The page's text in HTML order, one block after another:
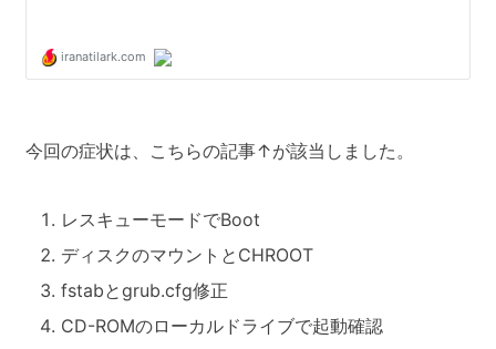
今回の症状は、こちらの記事↑が該当しました。
レスキューモードでBoot
ディスクのマウントとCHROOT
fstabとgrub.cfg修正
CD-ROMのローカルドライブで起動確認